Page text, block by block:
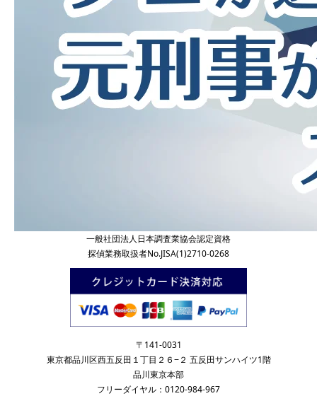
一般社団法人日本調査業協会認定資格
探偵業務取扱者No.JISA(1)2710-0268
〒141-0031
東京都品川区西五反田１丁目２６−２ 五反田サンハイツ1階
品川東京本部
フリーダイヤル：0120-984-967